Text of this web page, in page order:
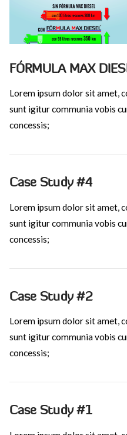
FÓRMULA MAX
Lorem ipsum dolor sit amet,
sunt igitur communia vobis
concessis;
Case Study #4
Lorem ipsum dolor sit amet,
sunt igitur communia vobis
concessis;
Case Study #2
Lorem ipsum dolor sit amet,
sunt igitur communia vobis
concessis;
Case Study #1